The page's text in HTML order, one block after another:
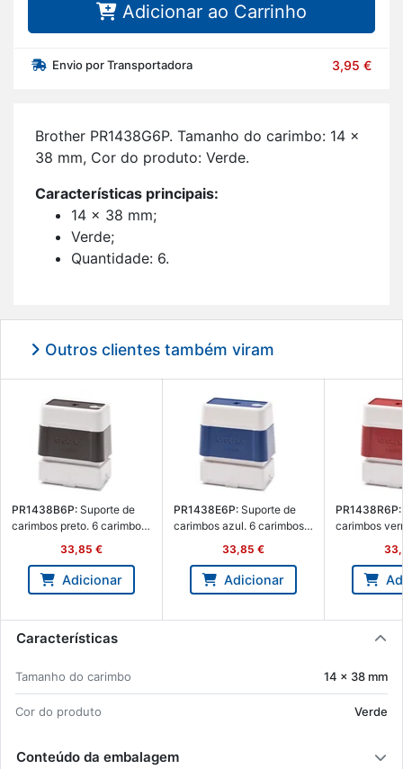
Adicionar ao Carrinho
Envio por Transportadora 3,95 €
Brother PR1438G6P. Ta­manho do ca­rimbo: 14 x
38 mm, Cor do pro­duto: Verde.
Ca­rac­te­rís­ticas prin­ci­pais:
14 x 38 mm;
Verde;
Quan­ti­dade: 6.
Outros clientes também viram
PR1438B6P: Su­porte de
ca­rimbos preto. 6 ca­rimbos
de 14 x 38 mm - Brother
33,85 €
Adicionar
PR1438E6P: Su­porte de
ca­rimbos azul. 6 ca­rimbos
de 14 x 38 mm - Brother
33,85 €
Adicionar
PR1438R6P:
ca­rimbos
rimbos de
Brother
Características
Ta­manho do ca­rimbo 14 x 38 mm
Cor do pro­duto Verde
Conteúdo da embalagem